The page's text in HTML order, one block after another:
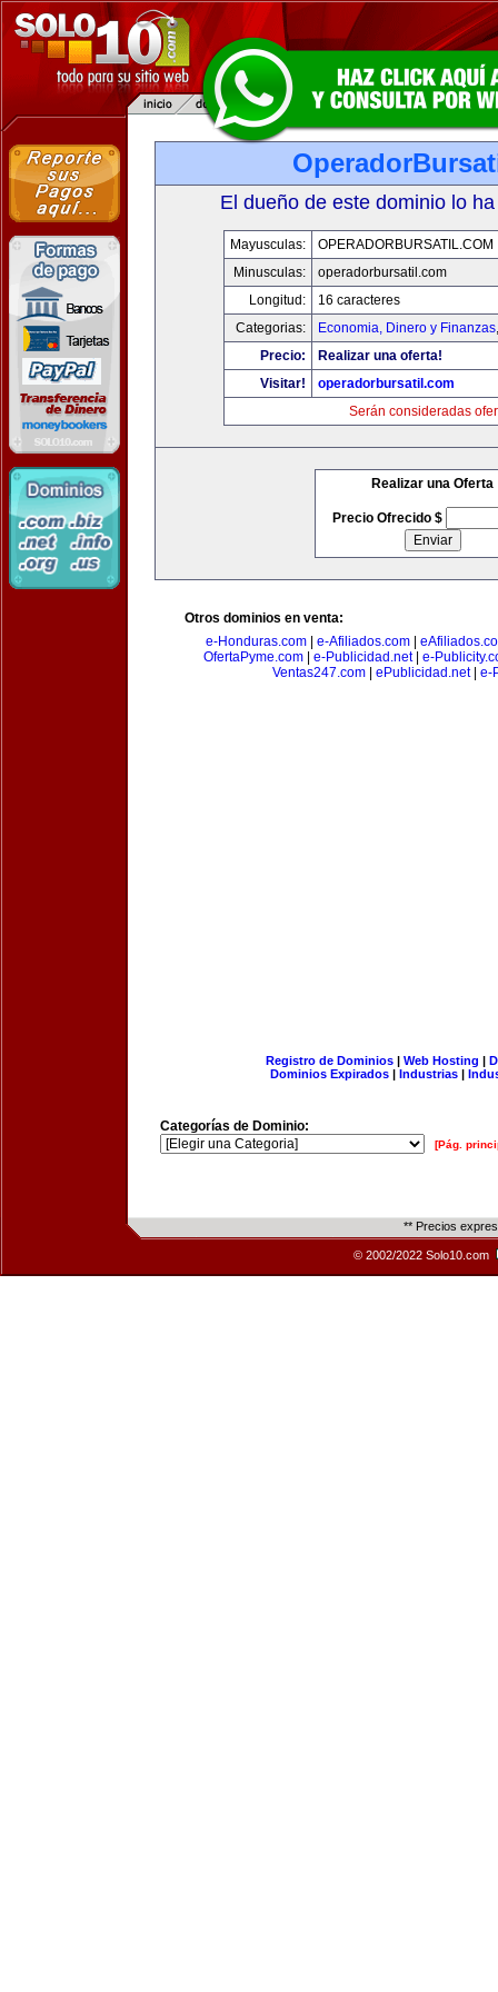
El dueño de este dominio lo
Mayusculas:
OPERADORBURSATIL.COM
Minusculas:
operadorbursatil.com
Longitud:
16 caracteres
Categorias:
Economia, Dinero y Finanzas
Precio:
Realizar una oferta!
Visitar!
operadorbursatil.com
Serán consideradas
Realizar una Oferta
Precio Ofrecido $
Otros dominios en venta:
e-Honduras.com| e-Afiliados.com|
OfertaPyme.com| e-Publicidad.net| e-
Ventas247.com
ePublicidad.net| e-
Registro de Dominios| Web Hosting |
Dominios Expirados | Industrias |
Categorías de Dominio:
[Pág.
** Precios
© 2002/2022 Solo10.com